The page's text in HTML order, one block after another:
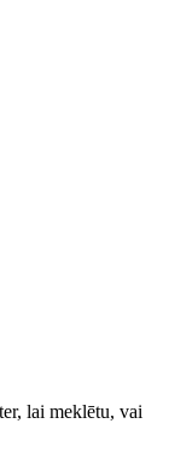
lai meklētu, vai